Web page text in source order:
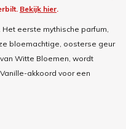
Bekijk hier.
eerste mythische parfum,
bloemachtige, oosterse geur
Witte Bloemen, wordt
akkoord voor een